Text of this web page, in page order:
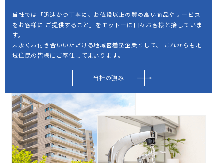
当社では「迅速かつ丁寧に、お値段以上の質の高い商品やサービス
をお客様に ご提供すること」をモットーに日々お客様と接していま
す。
末永くお付き合いいただける地域密着型企業として、
これからも地
域住民の皆様にご奉仕してまいります。
当社の強み